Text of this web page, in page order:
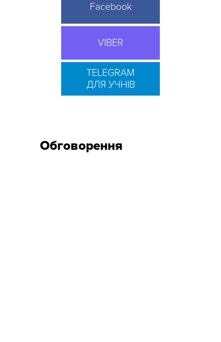
Facebook
VIBER
TELEGRAM
ДЛЯ УЧНІВ
Обговорення